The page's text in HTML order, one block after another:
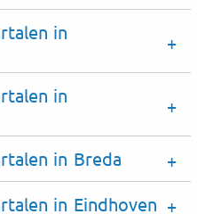
in
in
in Breda
in Eindhoven